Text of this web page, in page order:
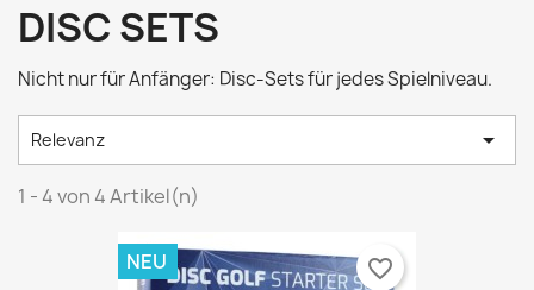
DISC SETS
Nicht nur für Anfänger: Disc-Sets für jedes Spielniveau.
Relevanz 
1 - 4 von 4 Artikel(n)
NEU favorite_border